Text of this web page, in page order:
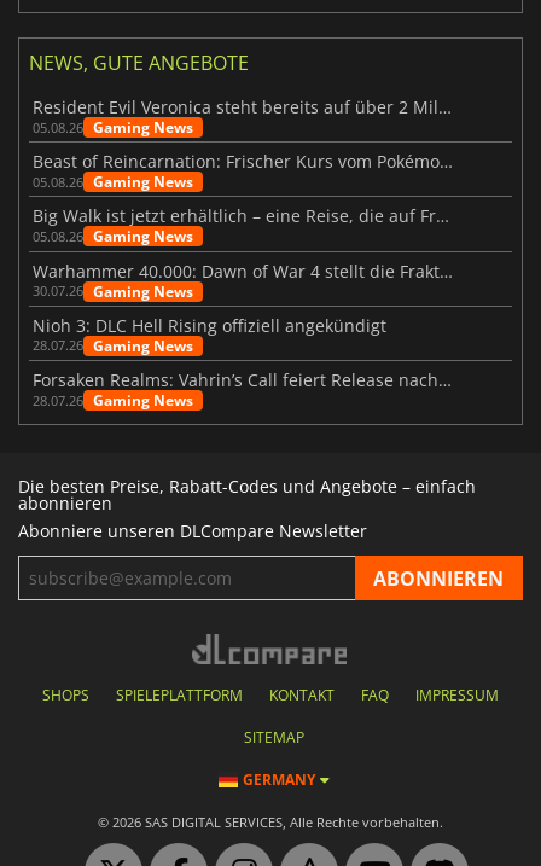
NEWS, GUTE ANGEBOTE
Resident Evil Veronica steht bereits auf über 2 Millionen Wunschlisten
05.08.26 Gaming News
Beast of Reincarnation: Frischer Kurs vom Pokémon-Studio
05.08.26 Gaming News
Big Walk ist jetzt erhältlich – eine Reise, die auf Freundschaft basiert
05.08.26 Gaming News
Warhammer 40.000: Dawn of War 4 stellt die Fraktion der Necrons vor
30.07.26 Gaming News
Nioh 3: DLC Hell Rising offiziell angekündigt
28.07.26 Gaming News
Forsaken Realms: Vahrin’s Call feiert Release nach 10 Jahren
28.07.26 Gaming News
Die besten Preise, Rabatt-Codes und Angebote – einfach
abonnieren
Abonniere unseren DLCompare Newsletter
SHOPS SPIELEPLATTFORM KONTAKT FAQ IMPRESSUM
SITEMAP
GERMANY
© 2026 SAS DIGITAL SERVICES, Alle Rechte vorbehalten.